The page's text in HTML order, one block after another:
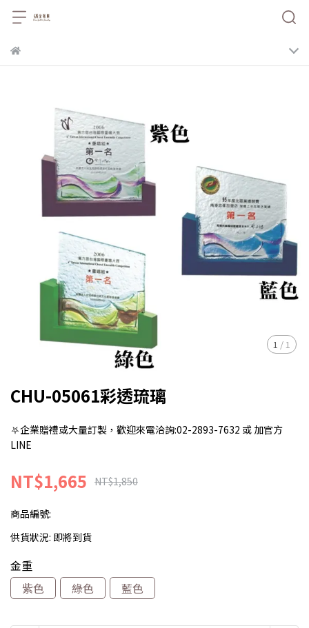
1 / 1
CHU-05061彩透琉璃
⛧企業贈禮或大量訂製，歡迎來電洽詢:02-2893-7632 或 加官方
LINE
NT$1,665 NT$1,850
商品編號:
供貨狀況: 即將到貨
金重
紫色
綠色 藍色